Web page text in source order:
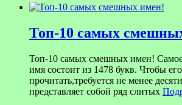
Топ-10 самых
Топ-10 самых смешных имен!
имя состоит из 1478 букв. Чтобы его
прочитать,требуется не менее
представляет собой ряд слитых